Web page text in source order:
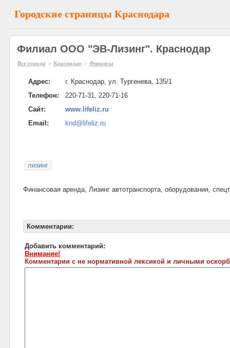
Городские страницы Краснодара
Филиал ООО "ЭВ-Лизинг". Краснодар
Все города » Краснодар » Финансы
Адрес:
г. Краснодар, ул. Тургенева, 135/1
Телефон:
220-71-31, 220-71-16
Сайт:
www.lifeliz.ru
Email:
knd@lifeliz.ru
лизинг
Финансовая аренда, Лизинг автотранспорта, оборудования,
Комментарии:
Добавить комментарий:
Внимание!
Комментарии с не нормативной лексикой и личными